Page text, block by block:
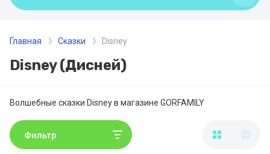
Главная Сказки Disney
Disney (Дисней)
Волшебные сказки Disney в магазине GORFAMILY
Фильтр